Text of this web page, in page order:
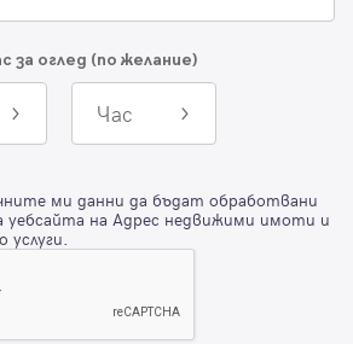
за оглед (по желание)
Час
ми данни да бъдат обработвани
уебсайта на Адрес недвижими имоти и
услуги.